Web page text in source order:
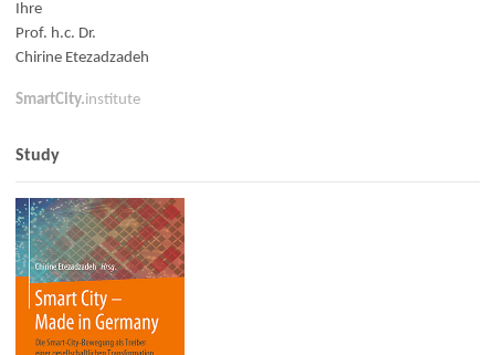
Ihre
Prof. h.c. Dr.
Chirine Etezadzadeh
SmartCity.institute
Study